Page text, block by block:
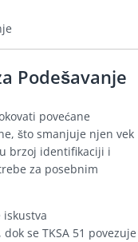
Podešavanje
povećane
što smanjuje njen vek
brzoj identifikaciji i
za posebnim
iskustva
se TKSA 51 povezuje